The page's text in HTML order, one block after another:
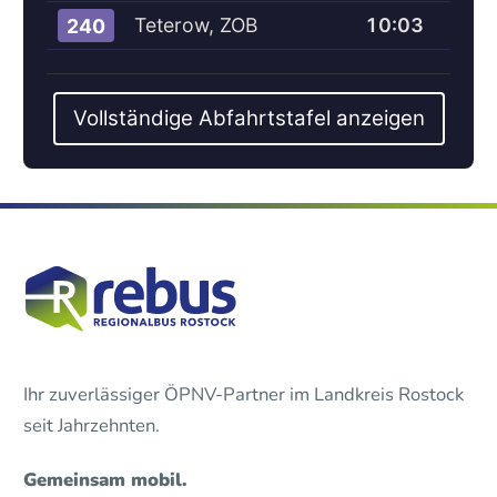
240 Teterow, ZOB 10:03
Vollständige Abfahrtstafel anzeigen
Ihr zuverlässiger ÖPNV-Partner im Landkreis Rostock
seit Jahrzehnten.
Gemeinsam mobil.